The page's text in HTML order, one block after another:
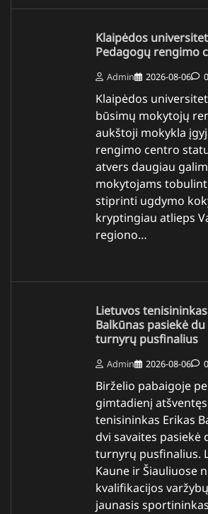
Klaipėdos
Pedagogų rengimo
Admin 2026-08-06 0
Klaipėdos
būsimų mokytojų
aukštoji mokykla
rengimo centro
atvers daugiau
mokytojams
stiprinti ugdymo
kryptingiau atlieps
regiono…
Lietuvos
Balkūnas pasiekė du
turnyrų pusfinalius
Admin 2026-08-06 0
Birželio pabaigoje
gimtadienį
tenisininkas Erikas
dvi savaites pasiekė
turnyrų pusfinalius.
Kaune ir Šiauliuose
kvalifikacijos
jaunasis